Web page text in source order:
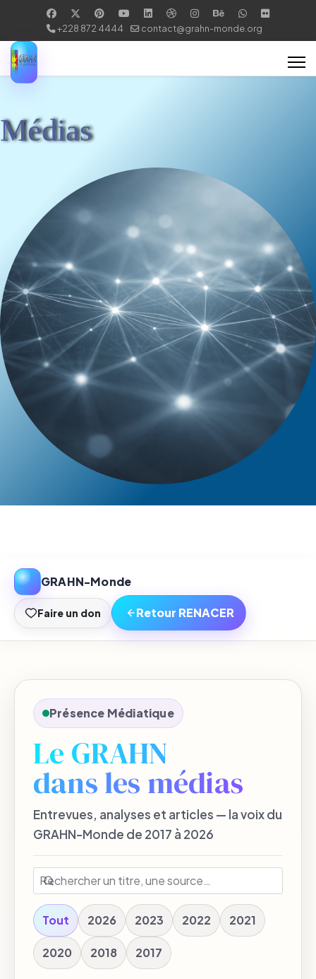
+228 872 4444 contact@grahn-monde.org
Médias
GRAHN-Monde
Faire un don Retour RENACER
Présence Médiatique
Le GRAHN
dans les médias
Entrevues, analyses et articles — la voix du
GRAHN-Monde de 2017 à 2026
Tout 2026 2023 2022 2021
2020 2018 2017